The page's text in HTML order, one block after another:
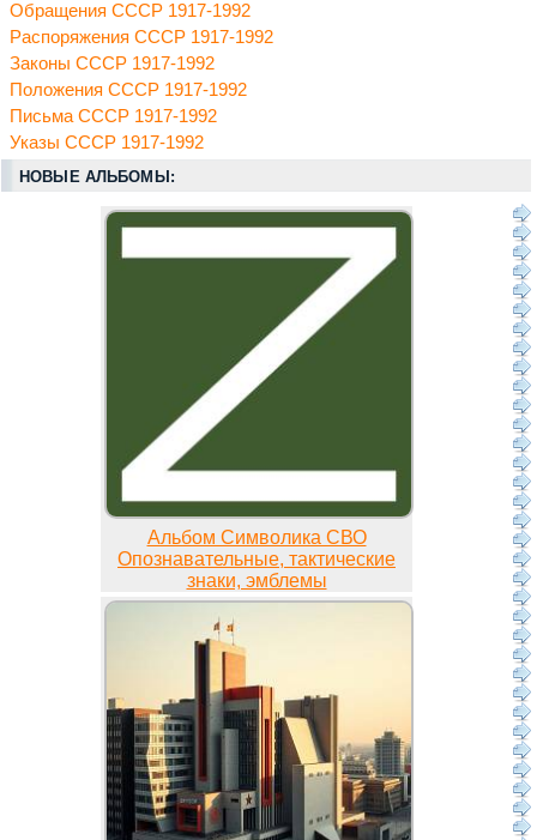
Обращения СССР 1917-1992
Распоряжения СССР 1917-1992
Законы СССР 1917-1992
Положения СССР 1917-1992
Письма СССР 1917-1992
Указы СССР 1917-1992
НОВЫЕ АЛЬБОМЫ:
Альбом Символика СВО
Опознавательные, тактические
знаки, эмблемы